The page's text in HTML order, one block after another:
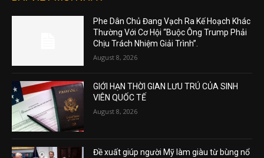
Phe Dân Chủ Đang Vạch Ra Kế Hoạch Khác
Thường Với Cơ Hội “Buộc Ông Trump Phải
Chịu Trách Nhiệm Giải Trình”.
August 8, 2026
GIỚI HẠN THỜI GIAN LƯU TRÚ CỦA SINH
VIÊN QUỐC TẾ
August 8, 2026
Đề xuất giúp người Mỹ làm giàu từ bùng nổ